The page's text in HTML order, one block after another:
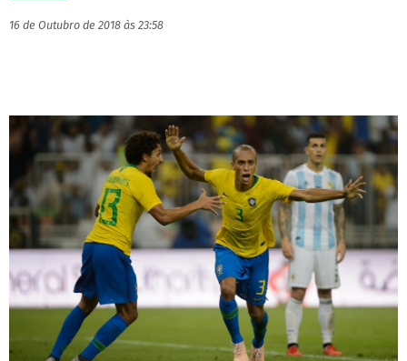
16 de Outubro de 2018 às 23:58